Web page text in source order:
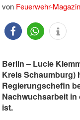
von Feuerwehr-
Berlin – Lucie
Kreis Schaumburg)
Regierungschefin
Nachwuchsarbeit
ist.